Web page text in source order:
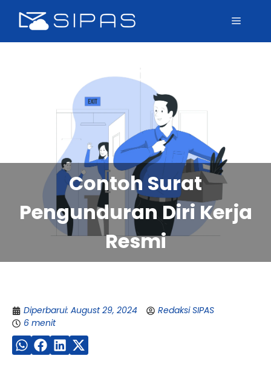
Contoh Surat
Pengunduran Diri Kerja
Resmi
Diperbarui: August 29, 2024
Redaksi SIPAS
6 menit